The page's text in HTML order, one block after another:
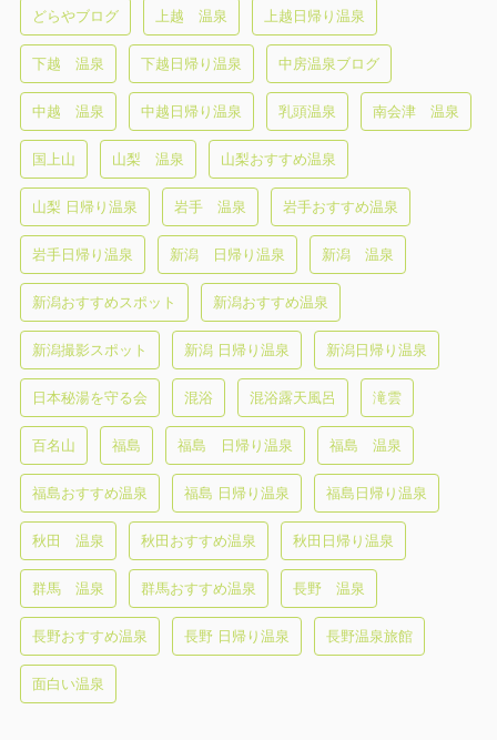
どらやブログ 上越 温泉 上越日帰り温泉
下越 温泉 下越日帰り温泉 中房温泉ブログ
中越 温泉 中越日帰り温泉 乳頭温泉 南会津 温泉
国上山 山梨 温泉 山梨おすすめ温泉
山梨 日帰り温泉 岩手 温泉 岩手おすすめ温泉
岩手日帰り温泉 新潟 日帰り温泉 新潟 温泉
新潟おすすめスポット 新潟おすすめ温泉
新潟撮影スポット 新潟 日帰り温泉 新潟日帰り温泉
日本秘湯を守る会 混浴 混浴露天風呂 滝雲
百名山 福島 福島 日帰り温泉 福島 温泉
福島おすすめ温泉 福島 日帰り温泉 福島日帰り温泉
秋田 温泉 秋田おすすめ温泉 秋田日帰り温泉
群馬 温泉 群馬おすすめ温泉 長野 温泉
長野おすすめ温泉 長野 日帰り温泉 長野温泉旅館
面白い温泉